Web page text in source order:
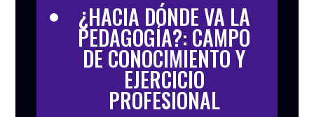
¿HACIA DÓNDE VA LA
PEDAGOGÍA?: CAMPO
DE CONOCIMIENTO Y
EJERCICIO
PROFESIONAL